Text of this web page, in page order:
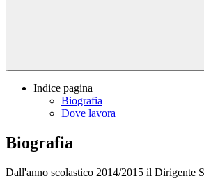
Indice pagina
Biografia
Dove lavora
Biografia
Dall'anno scolastico 2014/2015 il Dirigente